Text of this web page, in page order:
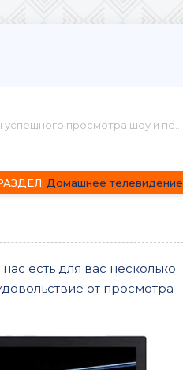
шоу и передач через интернет
Домашнее телевидение
есть для вас несколько
от просмотра